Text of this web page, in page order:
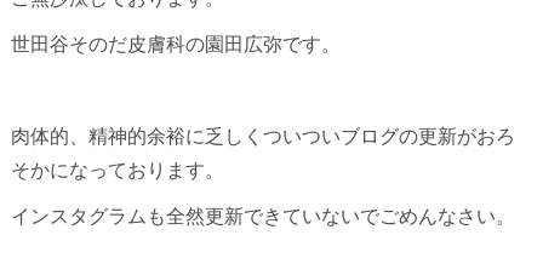
世田谷そのだ皮膚科の園田広弥です。
肉体的、精神的余裕に乏しくついついブログの更新がおろ
そかになっております。
インスタグラムも全然更新できていないでごめんなさい。